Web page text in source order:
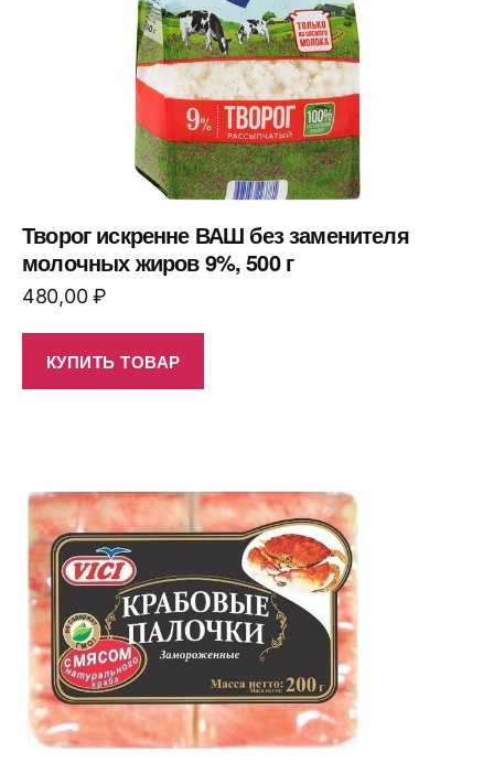
Творог искренне ВАШ без заменителя
молочных жиров 9%, 500 г
480,00₽
КУПИТЬ ТОВАР